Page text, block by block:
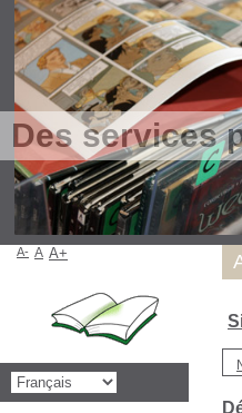
Des services
A- A A+